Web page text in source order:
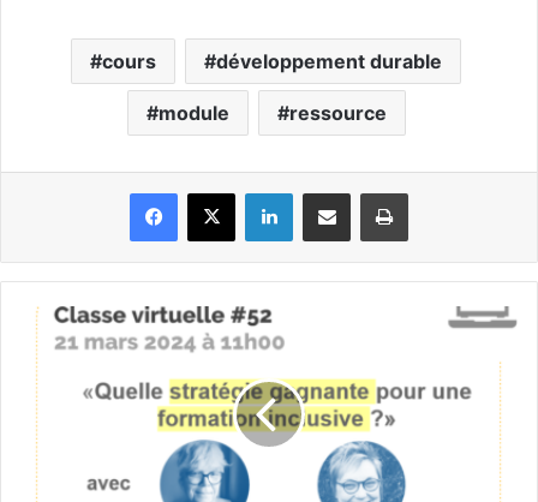
cours développement durable
module ressource
Facebook
X LinkedinPartager par email Imprimer
Classe
virtuelle
#52
"Quelle
stratégie
gagnante
pour
une